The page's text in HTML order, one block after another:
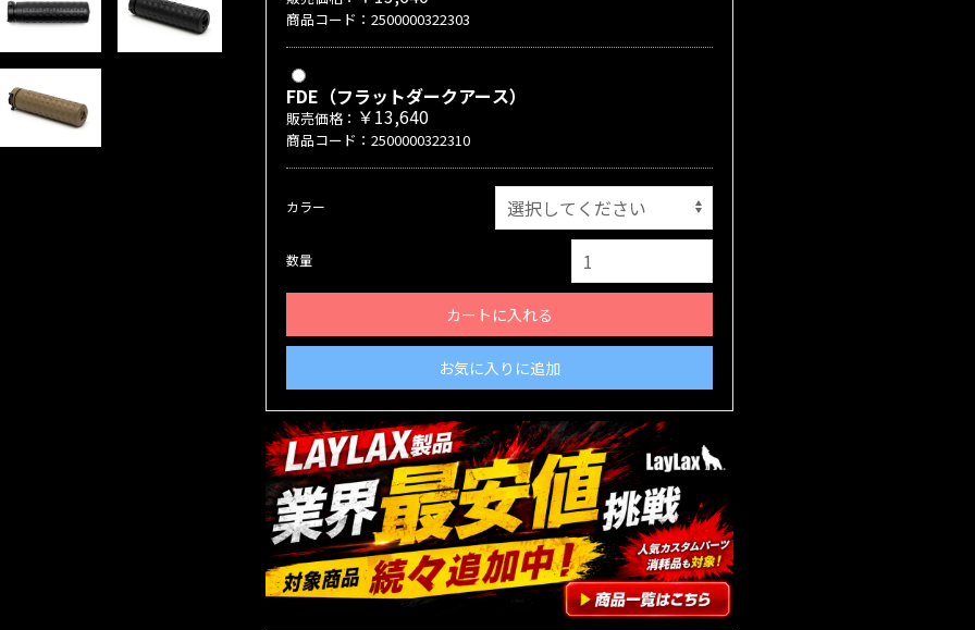
商品コード：2500000322303
FDE（フラットダークアース）
販売価格： ￥13,640
商品コード：2500000322310
カラー
数量
カートに入れる
お気に入りに追加